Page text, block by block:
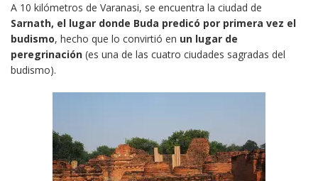
A 10 kilómetros de Varanasi, se encuentra la ciudad de
Sarnath, el lugar donde Buda predicó por primera vez el
budismo, hecho que lo convirtió en un lugar de
peregrinación (es una de las cuatro ciudades sagradas del
budismo).